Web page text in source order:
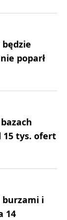
poparł
tys. ofert
burzami i
14